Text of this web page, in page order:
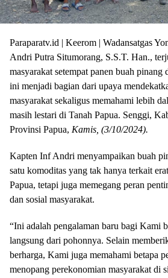
Paraparatv.id | Keerom | Wadansatgas
Andri Putra Situmorang, S.S.T. Han.,
masyarakat setempat panen buah
ini menjadi bagian dari upaya
masyarakat sekaligus memahami lebih
masih lestari di Tanah Papua. Senggi,
Provinsi Papua, Kamis, (3/10/2024).
Kapten Inf Andri menyampaikan buah
satu komoditas yang tak hanya terkait
Papua, tetapi juga memegang peran
dan sosial masyarakat.
“Ini adalah pengalaman baru bagi Kami
langsung dari pohonnya. Selain
berharga, Kami juga memahami betapa
menopang perekonomian masyarakat di